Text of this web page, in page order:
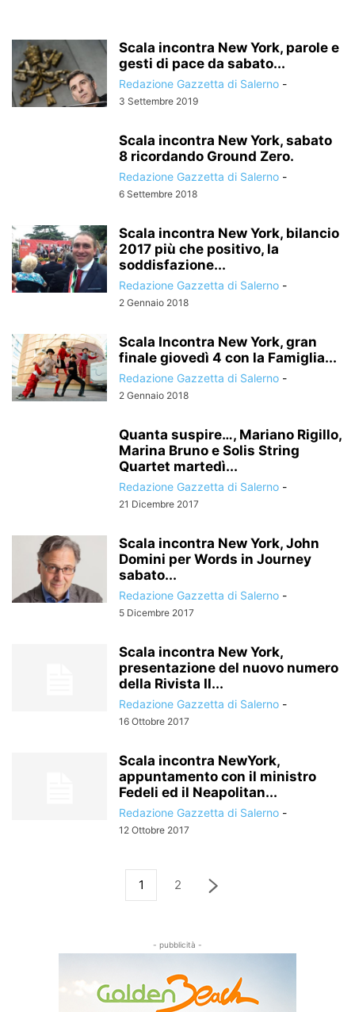
Scala incontra New York, parole e
gesti di pace da sabato...
Redazione Gazzetta di Salerno -
3 Settembre 2019
Scala incontra New York, sabato
8 ricordando Ground Zero.
Redazione Gazzetta di Salerno -
6 Settembre 2018
Scala incontra New York, bilancio
2017 più che positivo, la
soddisfazione...
Redazione Gazzetta di Salerno -
2 Gennaio 2018
Scala Incontra New York, gran
finale giovedì 4 con la Famiglia...
Redazione Gazzetta di Salerno -
2 Gennaio 2018
Quanta suspire…, Mariano Rigillo,
Marina Bruno e Solis String
Quartet martedì...
Redazione Gazzetta di Salerno -
21 Dicembre 2017
Scala incontra New York, John
Domini per Words in Journey
sabato...
Redazione Gazzetta di Salerno -
5 Dicembre 2017
Scala incontra New York,
presentazione del nuovo numero
della Rivista Il...
Redazione Gazzetta di Salerno -
16 Ottobre 2017
Scala incontra NewYork,
appuntamento con il ministro
Fedeli ed il Neapolitan...
Redazione Gazzetta di Salerno -
12 Ottobre 2017
1 2
- pubblicità -